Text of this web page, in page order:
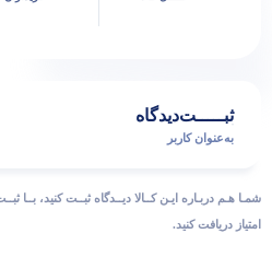
ثبـــــت‌دیدگاه
به‌عنوان کاربر
امتیاز دریافت کنید.